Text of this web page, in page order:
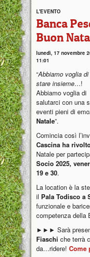
L'EVENTO
Banca
Buon
lunedì, 17 novembre
11:01
“Abbiamo voglia di
stare insieme…!
Abbiamo voglia di
salutarci con una
eventi pieni di
Natale”.
Comincia così
Cascina ha
Natale per
Socio 2025,
19 e 30.
La location è la
il Pala Todisco a
funzionale e
competenza della
►►► Sarà
Fiaschi che terrà
da…ridere! Come